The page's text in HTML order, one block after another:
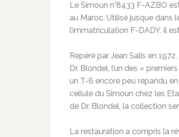
Le Simoun n°8433 F-AZBO
au Maroc. Utilisé jusque dans
l’immatriculation F-DADY, il
Repéré par Jean Salis en
Dr. Blondel, l’un des «
un T-6 encore peu répandu
cellule du Simoun chez les
de Dr. Blondel, la collection
La restauration a compris la